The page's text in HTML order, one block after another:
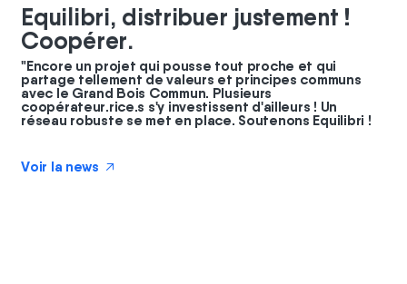
Equilibri, distribuer justement !
Coopérer.
"Encore un projet qui pousse tout proche et qui
partage tellement de valeurs et principes communs
avec le Grand Bois Commun. Plusieurs
coopérateur.rice.s s'y investissent d'ailleurs ! Un
réseau robuste se met en place. Soutenons Equilibri !
Voir la news ↗